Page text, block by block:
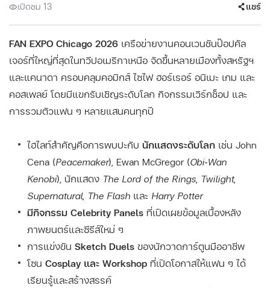
เปิดชม 13 แชร์
FAN EXPO Chicago 2026 เครือข่ายงานคอนเวนชันป๊อปคัล
เจอร์ที่ใหญ่ที่สุดในทวีปอเมริกาเหนือ จัดขึ้นหลายเมืองทั้งสหรัฐฯ
และแคนาดา ครอบคลุมคอมิกส์ ไซไฟ ฮอร์เรอร์ อนิเมะ เกม และ
คอสเพลย์ โดยมีแขกรับเชิญระดับโลก กิจกรรมเวิร์กช็อป และ
การรวมตัวแฟน ๆ หลายแสนคนทุกปี
ไฮไลท์สำคัญคือการพบปะกับ นักแสดงระดับโลก เช่น John
Cena (Peacemaker), Ewan McGregor (Obi‑Wan
Kenobi), นักแสดง The Lord of the Rings, Twilight,
Supernatural, The Flash และ Harry Potter
มีกิจกรรม Celebrity Panels ที่เปิดเผยข้อมูลเบื้องหลัง
ภาพยนตร์และซีรีส์ใหม่ ๆ
การแข่งขัน Sketch Duels ของนักวาดการ์ตูนมืออาชีพ
โซน Cosplay และ Workshop ที่เปิดโอกาสให้แฟน ๆ ได้
เรียนรู้และสร้างสรรค์